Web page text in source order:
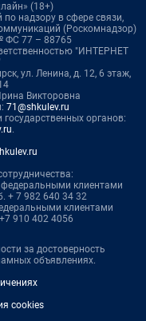
(18+)
надзору в сфере связи,
(Роскомнадзор)
ФС 77 – 88765
"ИНТЕРНЕТ
ул. Ленина, д. 12, 6 этаж,
Викторовна
71@shkulev.ru
органов:
.
клиентами
+ 7 982 640 34 32
клиентами
910 402 4056
за достоверность
объявлениях.
cookies